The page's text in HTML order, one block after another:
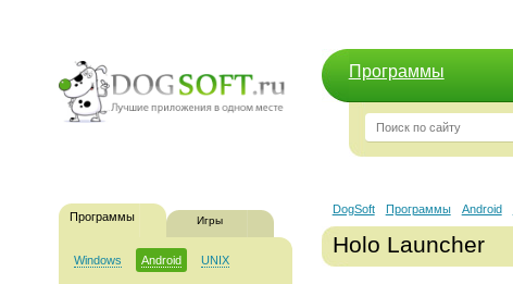
Программы
Программы Игры
Windows Android UNIX
DogSoft Программы Android
Holo Launcher